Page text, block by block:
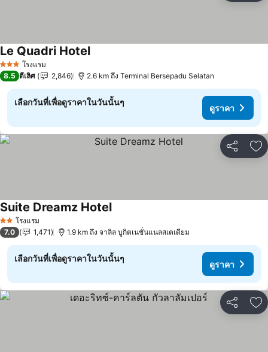
3 ดาว โรงแรม
Le Quadri Hotelดูราคา
8.5 ดีเลิศ 2,846 2.6 km ถึง Terminal Bersepadu Selatan
เลือกวันที่เพื่อดูราคาในวันนั้นๆ
ดูราคา
แชร์ เ
2 ดาวโรงแรม
Suite Dreamz Hotelดูราคา
7.0 1,471 1.9 km ถึง จาลิล บูกิตเนชั่นแนลสเตเดียม
เลือกวันที่เพื่อดูราคาในวันนั้นๆ
ดูราคา
แชร์ เ